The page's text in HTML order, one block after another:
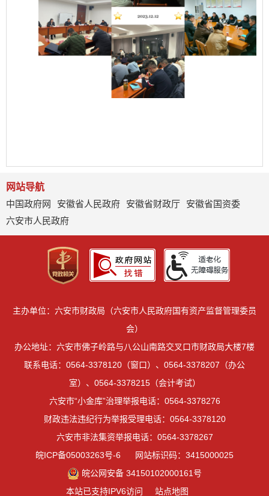
网站导航
中国政府网
安徽省人民政府 安徽省财政厅
安徽省国资委
六安市人民政府
主办单位：六安市财政局（六安市人民政府国有资产监督管理委员
会）
办公地址：六安市佛子岭路与八公山南路交叉口市财政局大楼7楼
联系电话：0564-3378120（窗口）、0564-3378207（办公
室）、0564-3378215（会计考试）
六安市“小金库”治理举报电话：0564-3378276
财政违法违纪行为举报受理电话：0564-3378120
六安市非法集资举报电话：0564-3378267
皖ICP备05003263号-6
网站标识码：3415000025
皖公网安备 34150102000161号
本站已支持IPV6访问
站点地图